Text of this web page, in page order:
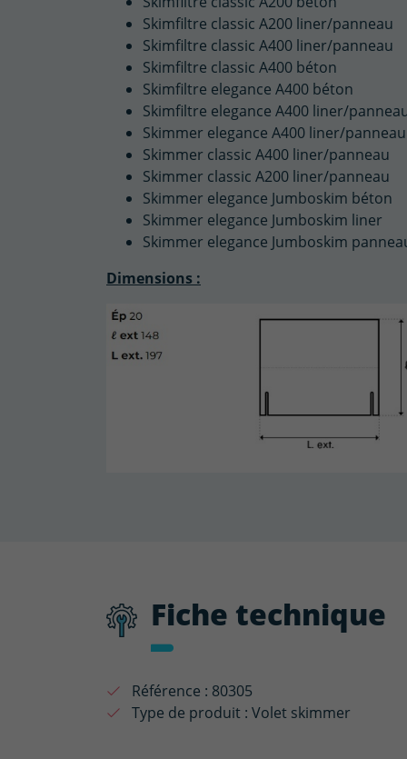
Skimfiltre classic A200 liner/panneau
Skimfiltre classic A400 liner/panneau
Skimfiltre classic A400 béton
Skimfiltre elegance A400 béton
Skimfiltre elegance A400 liner/
Skimmer elegance A400 liner/panneau
Skimmer classic A400 liner/panneau
Skimmer classic A200 liner/panneau
Skimmer elegance Jumboskim béton
Skimmer elegance Jumboskim liner
Skimmer elegance Jumboskim
Dimensions :
Fiche technique
Référence : 80305
Type de produit : Volet skimmer